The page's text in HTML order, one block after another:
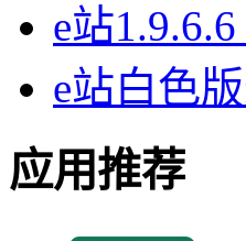
e站1.9.6.6
e站白色
应用推荐